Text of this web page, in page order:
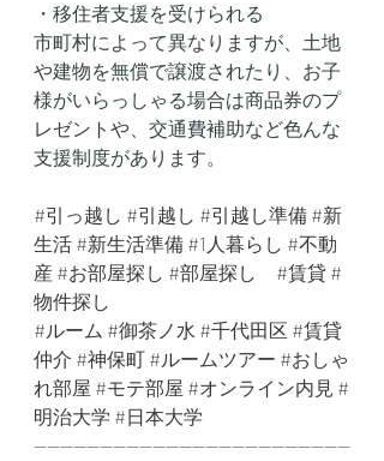
・移住者支援を受けられる
市町村によって異なりますが、土地
や建物を無償で譲渡されたり、お子
様がいらっしゃる場合は商品券のプ
レゼントや、交通費補助など色んな
支援制度があります。
#引っ越し #引越し #引越し準備 #新
生活 #新生活準備 #1人暮らし #不動
産 #お部屋探し #部屋探し #賃貸 #
物件探し
#ルーム #御茶ノ水 #千代田区 #賃貸
仲介 #神保町 #ルームツアー #おしゃ
れ部屋 #モテ部屋 #オンライン内見 #
明治大学 #日本大学
------------------------------------------------